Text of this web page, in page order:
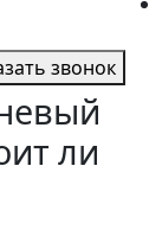
звонок
ли